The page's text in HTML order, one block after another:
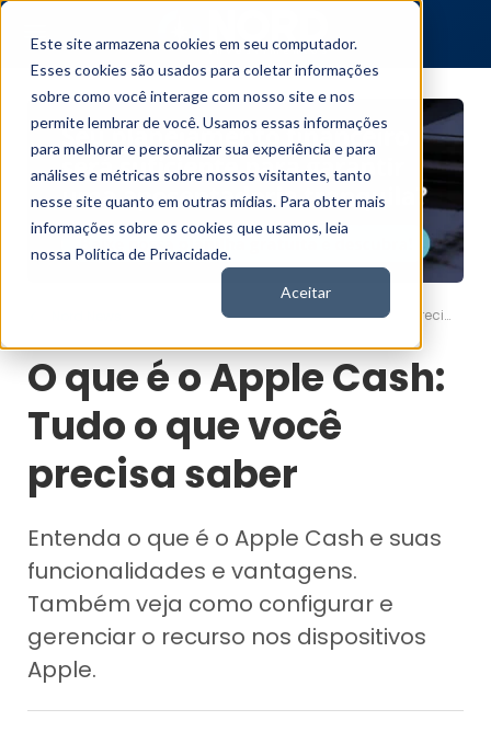
Este site armazena cookies em seu computador.
Esses cookies são usados para coletar informações
sobre como você interage com nosso site e nos
permite lembrar de você. Usamos essas informações
para melhorar e personalizar sua experiência e para
análises e métricas sobre nossos visitantes, tanto
nesse site quanto em outras mídias. Para obter mais
informações sobre os cookies que usamos, leia
nossa Política de Privacidade.
Aceitar
O que é o Apple Cash: Tudo o que você precisa saber
O que é o Apple Cash:
Tudo o que você
precisa saber
Entenda o que é o Apple Cash e suas
funcionalidades e vantagens.
Também veja como configurar e
gerenciar o recurso nos dispositivos
Apple.